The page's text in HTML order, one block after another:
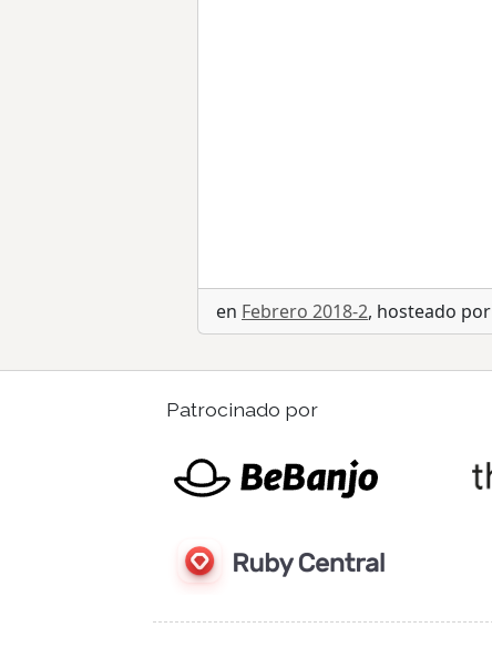
en Febrero 2018-2, hosteado por
Patrocinado por